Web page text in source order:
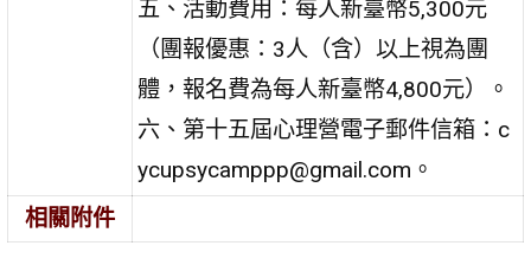
五、活動費用：每人新臺幣5,300元
（團報優惠：3人（含）以上視為團
體，報名費為每人新臺幣4,800元）。
六、第十五屆心理營電子郵件信箱：c
ycupsycamppp@gmail.com。
相關附件